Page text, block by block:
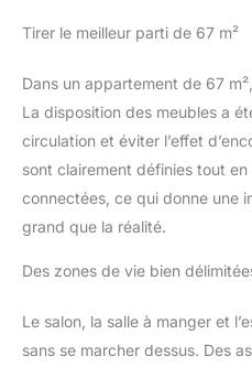
Tirer le meilleur parti de 67 m²
Dans un appartement de 67
La disposition des meubles a
circulation et éviter l’effet
sont clairement définies tout
connectées, ce qui donne une
grand que la réalité.
Des zones de vie bien
Le salon, la salle à manger et
sans se marcher dessus. Des